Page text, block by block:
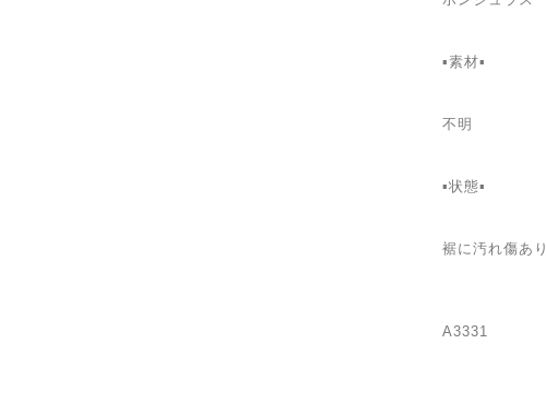
▪素材▪
不明
▪状態▪
裾に汚れ傷あり
A3331